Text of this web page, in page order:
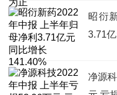
昭衍
3.71
净源